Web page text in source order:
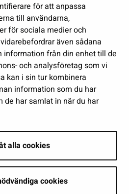
för att anpassa
till användarna,
för sociala medier och
även sådana
information från din enhet till de
och analysföretag som vi
kan i sin tur kombinera
information som du har
har samlat in när du har
alla cookies
cookies